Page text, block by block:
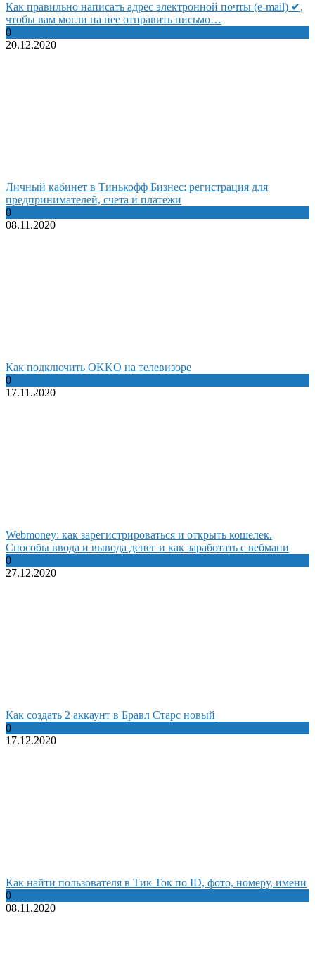
Как правильно написать адрес электронной почты (e-mail) ✔,
чтобы вам могли на нее отправить письмо…
0
20.12.2020
Личный кабинет в Тинькофф Бизнес: регистрация для
предпринимателей, счета и платежи
0
08.11.2020
Как подключить OKKO на телевизоре
0
17.11.2020
Webmoney: как зарегистрироваться и открыть кошелек.
Способы ввода и вывода денег и как заработать с вебмани
0
27.12.2020
Как создать 2 аккаунт в Бравл Старс новый
0
17.12.2020
Как найти пользователя в Тик Ток по ID, фото, номеру, имени
0
08.11.2020